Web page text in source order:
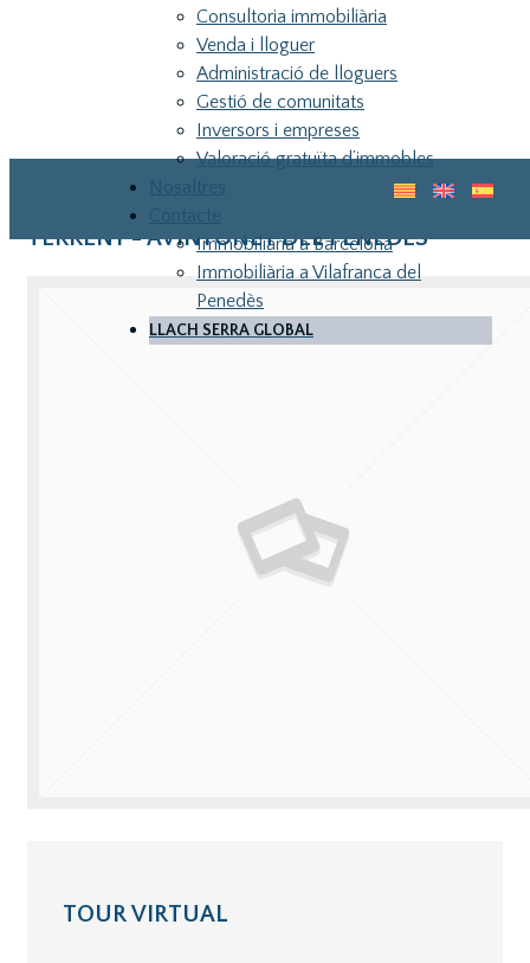
Guia pel teu primer habitatge
Consultoria immobiliària
Venda i lloguer
Administració de lloguers
Gestió de comunitats
Inversors i empreses
Valoració gratuïta d’immobles
Nosaltres
Contacte
Immobiliària a Barcelona
Immobiliària a Vilafranca del
Penedès
LLACH SERRA GLOBAL
TERRENY - AVINYONET DEL PENEDES
TOUR VIRTUAL